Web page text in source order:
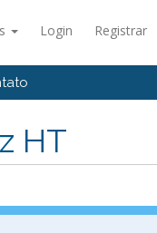
Login Registrar
HT